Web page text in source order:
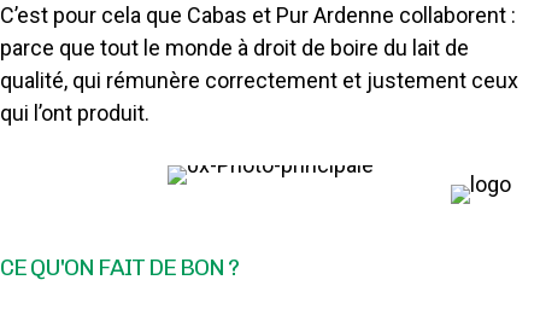
C’est pour cela que Cabas et Pur Ardenne collaborent :
parce que tout le monde à droit de boire du lait de
qualité, qui rémunère correctement et justement ceux
qui l’ont produit.
CE QU'ON FAIT DE BON ?